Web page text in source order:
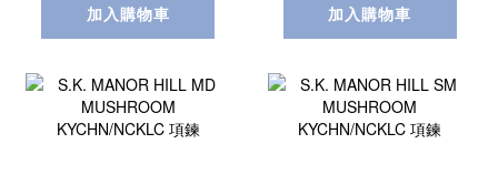
加入購物車 加入購物車